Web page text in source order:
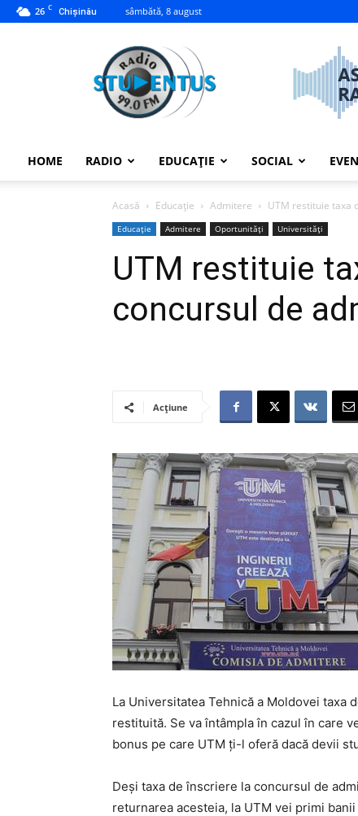
26 C Chișinău sâmbătă, 8 august
studentus.md
HOME RADIO EDUCAȚIE SOCIAL
Acasă Educație Admitere UTM restituie taxa
Educație Admitere Oportunități Universități
UTM restituie
concursul de
Acțiune
La Universitatea Tehnică a Moldovei taxa
restituită. Se va întâmpla în cazul în care
bonus pe care UTM ți-l oferă dacă devii
Deși taxa de înscriere la concursul de
returnarea acesteia, la UTM vei primi